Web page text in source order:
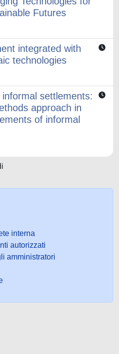
Futures
integrated with
technologies
settlements:
approach in
of informal
interna
autorizzati
amministratori